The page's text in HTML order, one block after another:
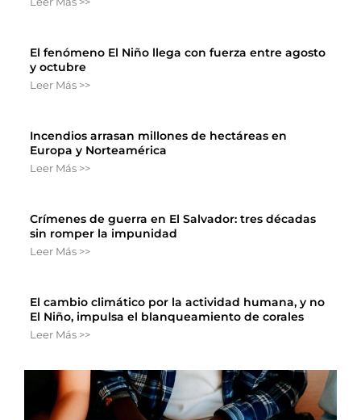
El fenómeno El Niño llega con fuerza entre agosto
y octubre
Leer Más >>
Incendios arrasan millones de hectáreas en
Europa y Norteamérica
Leer Más >>
Crímenes de guerra en El Salvador: tres décadas
sin romper la impunidad
Leer Más >>
El cambio climático por la actividad humana, y no
El Niño, impulsa el blanqueamiento de corales
Leer Más >>